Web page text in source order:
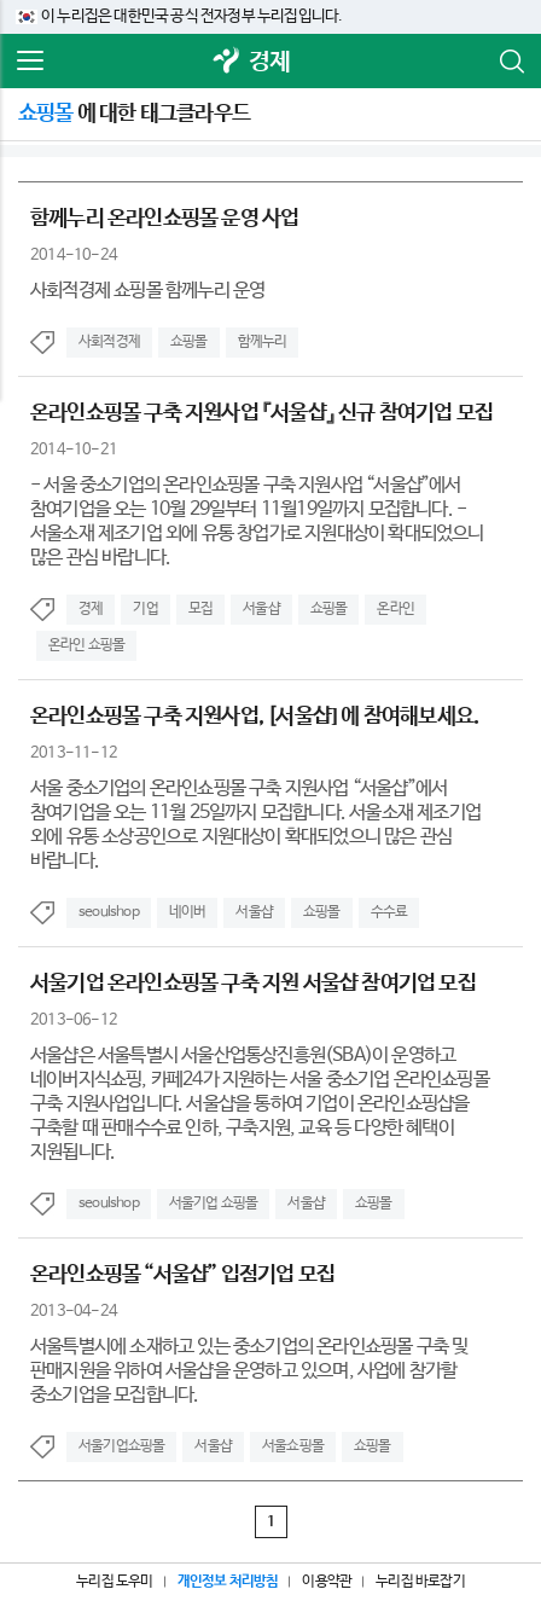
이 누리집은 대한민국 공식 전자정부 누리집입니다.
경제
쇼핑몰에 대한 태그클라우드
함께누리 온라인쇼핑몰 운영 사업
2014-10-24
사회적경제 쇼핑몰 함께누리 운영
사회적경제 쇼핑몰 함께누리
온라인쇼핑몰 구축 지원사업 『서울샵』 신규 참여기업 모집
2014-10-21
- 서울 중소기업의 온라인쇼핑몰 구축 지원사업 “서울샵”에서
참여기업을 오는 10월 29일부터 11월19일까지 모집합니다. -
서울소재 제조기업 외에 유통 창업가로 지원대상이 확대되었으니
많은 관심 바랍니다.
경제 기업 모집 서울샵 쇼핑몰 온라인
온라인 쇼핑몰
온라인쇼핑몰 구축 지원사업, [서울샵] 에 참여해보세요.
2013-11-12
서울 중소기업의 온라인쇼핑몰 구축 지원사업 “서울샵”에서
참여기업을 오는 11월 25일까지 모집합니다. 서울소재 제조기업
외에 유통 소상공인으로 지원대상이 확대되었으니 많은 관심
바랍니다.
seoulshop 네이버 서울샵 쇼핑몰 수수료
서울기업 온라인쇼핑몰 구축 지원 서울샵 참여기업 모집
2013-06-12
서울샵은 서울특별시 서울산업통상진흥원(SBA)이 운영하고
네이버지식쇼핑, 카페24가 지원하는 서울 중소기업 온라인쇼핑몰
구축 지원사업입니다. 서울샵을 통하여 기업이 온라인쇼핑샵을
구축할 때 판매수수료 인하, 구축지원, 교육 등 다양한 혜택이
지원됩니다.
seoulshop 서울기업 쇼핑몰 서울샵 쇼핑몰
온라인쇼핑몰 “서울샵” 입점기업 모집
2013-04-24
서울특별시에 소재하고 있는 중소기업의 온라인쇼핑몰 구축 및
판매지원을 위하여 서울샵을 운영하고 있으며, 사업에 참가할
중소기업을 모집합니다.
서울기업쇼핑몰 서울샵 서울쇼핑몰 쇼핑몰
1
누리집 도우미 개인정보 처리방침 이용약관 누리집 바로잡기